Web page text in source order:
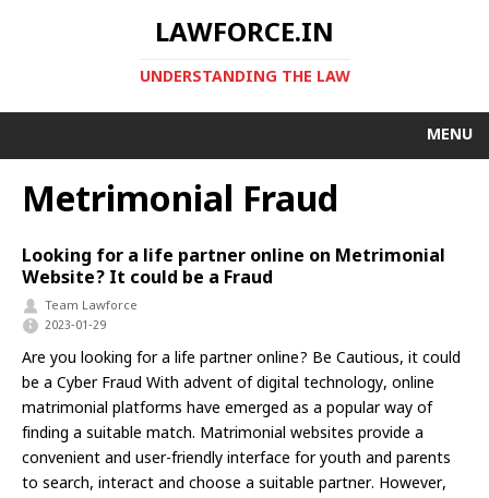
LAWFORCE.IN
UNDERSTANDING THE LAW
MENU
Metrimonial Fraud
Looking for a life partner online on Metrimonial
Website? It could be a Fraud
Team Lawforce
2023-01-29
Are you looking for a life partner online? Be Cautious, it could
be a Cyber Fraud With advent of digital technology, online
matrimonial platforms have emerged as a popular way of
finding a suitable match. Matrimonial websites provide a
convenient and user-friendly interface for youth and parents
to search, interact and choose a suitable partner. However,